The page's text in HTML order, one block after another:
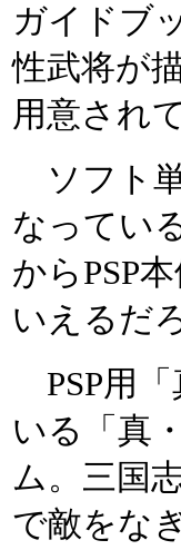
ガイドブ
性武将が
用意され
ソフト
なってい
からPSP
いえるだ
PSP用「
いる「真
ム。三国
で敵をな